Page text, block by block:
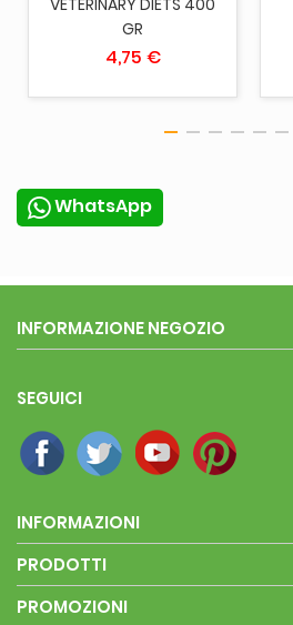
VETERINARY DIETS 400
GR
4,75 €
WhatsApp
INFORMAZIONE NEGOZIO
SEGUICI
INFORMAZIONI
PRODOTTI
PROMOZIONI